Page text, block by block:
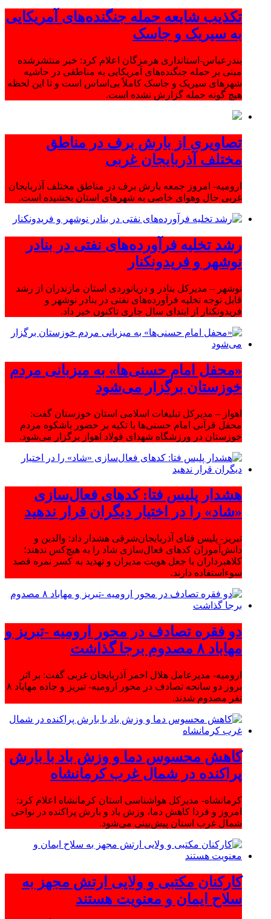
تکذیب شایعه حمله جنگنده‌های آمریکایی
به سیریک و جاسک
بندرعباس-استانداری هرمزگان اعلام کرد: خبر منتشرشده
مبنی بر حمله جنگنده‌های آمریکایی به مناطقی در حاشیه
شهرهای سیریک و جاسک کاملاً بی‌اساس است و تا این لحظه
هیچ گونه حمله گزارش نشده است.
تصاویری از بارش برف در مناطق
مختلف آذربایجان غربی
ارومیه- امروز جمعه بارش برف در مناطق مختلف آذربایجان
غربی حال وهوای خاصی به شهرهای استان بخشیده است.
رشد تخلیه فرآورده‌های نفتی در بنادر
نوشهر و فریدونکنار
نوشهر – مدیرکل بنادر و دریانوردی استان مازندران از رشد
قابل توجه تخلیه فرآورده‌های نفتی در بنادر نوشهر و
فریدونکنار از ابتدای سال جاری تاکنون خبر داد.
«محفل امام حسنی‌ها» به میزبانی مردم
خوزستان برگزار می‌شود
اهواز – مدیرکل تبلیغات اسلامی استان خوزستان گفت:
محفل قرآنی امام حسنی‌ها با تکیه بر حضور باشکوه مردم
خوزستان در ورزشگاه شهدای فولاد اهواز برگزار می‌شود.
هشدار پلیس فتا: کدهای فعال‌سازی
«شاد» را در اختیار دیگران قرار ندهید
تبریز- پلیس فتای آذربایجان‌شرقی هشدار داد: والدین و
دانش‌آموزان کدهای فعال‌سازی شاد را به هیچ‌کس ندهند؛
کلاهبرداران با جعل هویت مدیران و تهدید به کسر نمره قصد
سوءاستفاده دارند.
دو فقره تصادف در محور ارومیه -تبریز و
مهاباد ۸ مصدوم برجا گذاشت
ارومیه- مدیرعامل هلال احمر آذربایجان غربی گفت: بر اثر
بروز دو سانحه تصادف در محور ارومیه- تبریز و جاده مهاباد ۸
نفر مصدوم شدند.
کاهش محسوس دما و وزش باد با بارش
پراکنده در شمال غرب کرمانشاه
کرمانشاه- مدیرکل هواشناسی استان کرمانشاه اعلام کرد:
امروز و فردا کاهش دما، وزش باد و بارش پراکنده در نواحی
شمال غرب استان پیش‌بینی می‌شود.
کارکنان مکتبی و ولایی ارتش مجهز به
سلاح ایمان و معنویت هستند